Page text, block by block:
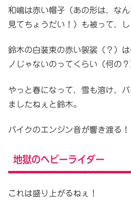
和嶋は赤い帽子（あの形は、なん
見てちょうだい！）も被って、
鈴木の白装束の赤い袈裟（？）
ノじゃないのってくらい（何の？
やっと春になって、雪も溶け、
ましたねぇと鈴木。
バイクのエンジン音が響き渡る！
地獄のヘビーライダー
これは盛り上がるねぇ！